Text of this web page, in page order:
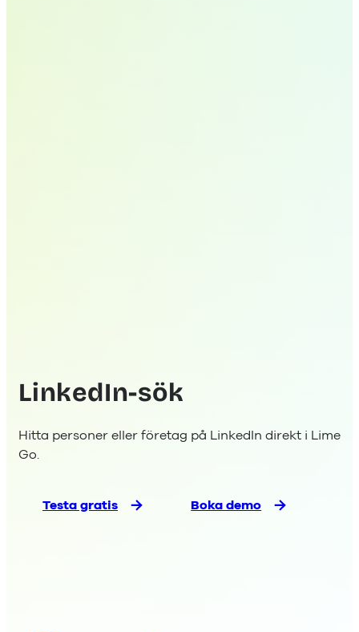
LinkedIn-sök
Hitta personer eller företag på LinkedIn direkt i Lime
Go.
Testa gratis Boka demo